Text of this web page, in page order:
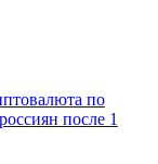
по
после 1